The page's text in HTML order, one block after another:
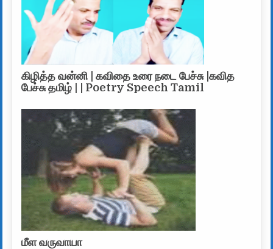
கிழித்த வன்னி | கவிதை உரை நடை பேச்சு |கவித
பேச்சு தமிழ் | | Poetry Speech Tamil
மீள வருவாயா